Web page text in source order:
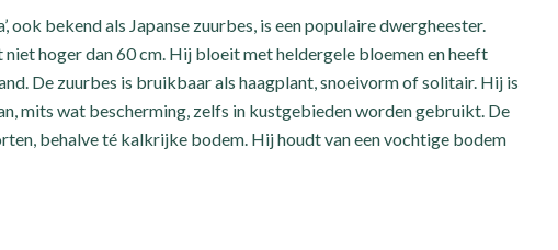
ook bekend als Japanse zuurbes, is een populaire dwergheester.
hoger dan 60 cm. Hij bloeit met heldergele bloemen en heeft
De zuurbes is bruikbaar als haagplant, snoeivorm of solitair. Hij is
mits wat bescherming, zelfs in kustgebieden worden gebruikt. De
behalve té kalkrijke bodem. Hij houdt van een vochtige bodem